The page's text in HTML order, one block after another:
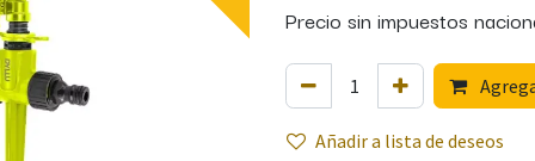
Precio sin impuestos
Añadir a lista de deseos